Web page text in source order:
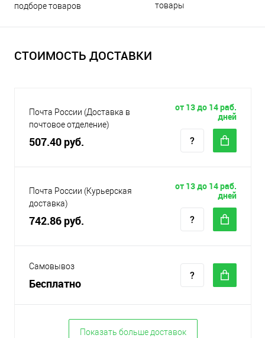
подборе товаров
товары
СТОИМОСТЬ ДОСТАВКИ
Почта России (Доставка в
почтовое отделение)
507.40 руб.
от 13 до 14 раб.
дней
Почта России (Курьерская
доставка)
742.86 руб.
от 13 до 14 раб.
дней
Самовывоз
Бесплатно
Показать больше доставок